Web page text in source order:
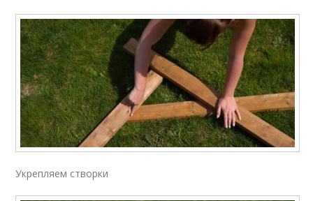
Укрепляем створки